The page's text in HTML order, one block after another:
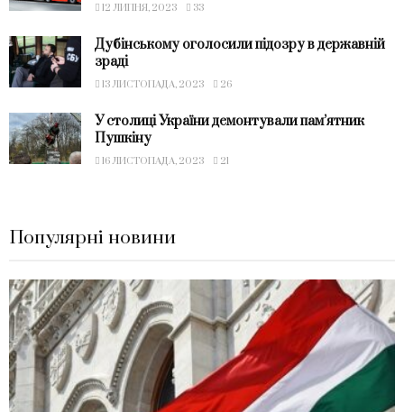
12 ЛИПНЯ, 2023 33
Дубінському оголосили підозру в державній
зраді
13 ЛИСТОПАДА, 2023 26
У столиці України демонтували пам’ятник
Пушкіну
16 ЛИСТОПАДА, 2023 21
Популярні новини